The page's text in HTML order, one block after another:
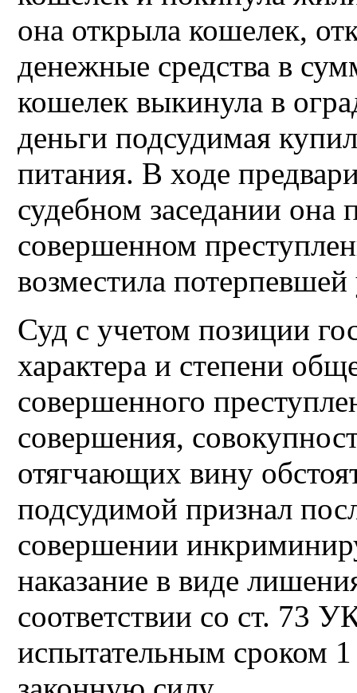
она открыла кошелек,
денежные средства в
кошелек выкинула в
деньги подсудимая
питания. В ходе
судебном заседании она
совершенном
возместила
Суд с учетом позиции
характера и степени
совершенного
совершения,
отягчающих вину
подсудимой признал
совершении
наказание в виде
соответствии со ст. 73
испытательным сроком